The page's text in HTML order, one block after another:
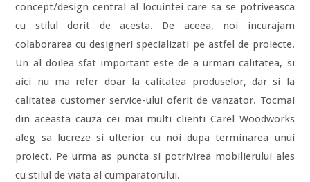
concept/design central al locuintei care sa se potriveasca
cu stilul dorit de acesta. De aceea, noi incurajam
colaborarea cu designeri specializati pe astfel de proiecte.
Un al doilea sfat important este de a urmari calitatea, si
aici nu ma refer doar la calitatea produselor, dar si la
calitatea customer service-ului oferit de vanzator. Tocmai
din aceasta cauza cei mai multi clienti Carel Woodworks
aleg sa lucreze si ulterior cu noi dupa terminarea unui
proiect. Pe urma as puncta si potrivirea mobilierului ales
cu stilul de viata al cumparatorului.